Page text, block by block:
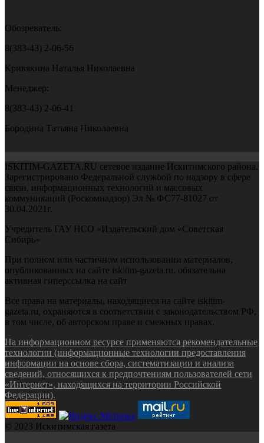
Обозреватель:
8(383-43) 2-06-56
Кривякина Наталья Николаевна
Менеджер:
8(383-43) 2-06-41
Бородина Татьяна Николаевна
ISKITIM-GAZETA.RU сетевое издание Искитимского района.
Зарегистрировано Федеральной службой по надзору в сфере
связи, информационных технологий и массовых
коммуникаций (Роскомнадзор) Эл № ФС77-81027 от
30.04.2021г.
Учредитель ГАУ НСО «Издательский дом «Советская
Сибирь»
При полном или частичном использовании материалов,
опубликованных на сайте iskitim-gazeta.ru, обязательна
активная гиперссылка на сайт
Все права на материалы, находящиеся на сайте iskitim-
gazeta.ru, охраняются в соответствии с законодательством РФ,
в том числе, об авторском праве и смежных правах.
На информационном ресурсе применяются рекомендательные
технологии (информационные технологии предоставления
информации на основе сбора, систематизации и анализа
сведений, относящихся к предпочтениям пользователей сети
«Интернет», находящихся на территории Российской
Федерации).
© 2023 Искитимская газета